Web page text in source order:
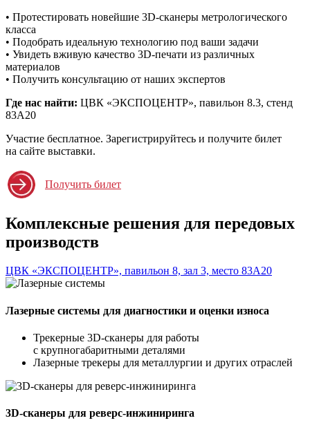
• Протестировать новейшие 3D‑сканеры метрологического
класса
• Подобрать идеальную технологию под ваши задачи
• Увидеть вживую качество 3D‑печати из различных
материалов
• Получить консультацию от наших экспертов
Где нас найти: ЦВК «ЭКСПОЦЕНТР», павильон 8.3, стенд
83А20
Участие бесплатное. Зарегистрируйтесь и получите билет
на сайте выставки.
Получить билет
Комплексные решения для передовых
производств
ЦВК «ЭКСПОЦЕНТР», павильон 8, зал 3, место 83А20
Лазерные системы для диагностики и оценки износа
Трекерные 3D-сканеры для работы
с крупногабаритными деталями
Лазерные трекеры для металлургии и других отраслей
3D-сканеры для реверс-инжиниринга